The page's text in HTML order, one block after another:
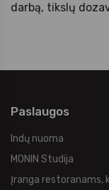
darbą, tikslų
Paslaugos
Indų nuoma
MONIN Studija
Įranga restoranams,